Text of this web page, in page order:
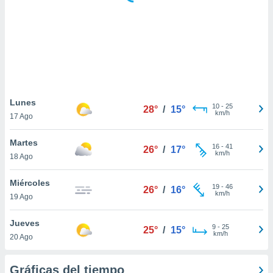
similares
como
sitio
de
traten tus
en
interés
su
Lunes
17 Ago
28° / 15° 10- 25
km/h
Martes
18 Ago
26° / 17° 16- 41
km/h
Miércoles
19 Ago
26° / 16° 19- 46
km/h
Jueves
20 Ago
25° / 15° 9- 25
km/h
Gráficas del tiempo